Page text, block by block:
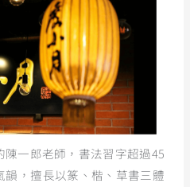
一郎老師，書法習字超過45
，擅長以篆、楷、草書三體